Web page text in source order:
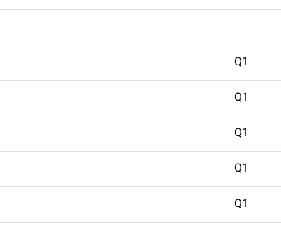
Q1
Q1
Q1
Q1
Q1